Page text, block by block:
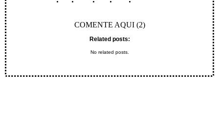
COMENTE AQUI (2)
Related posts:
No related posts.